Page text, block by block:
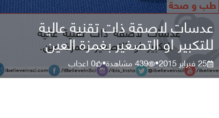
عدسات لاصقة ذات تقنية عالية
للتكبير او التصغير بغمزة العين
25 فبراير 2015 •
439مشاهدة•
0اعجاب